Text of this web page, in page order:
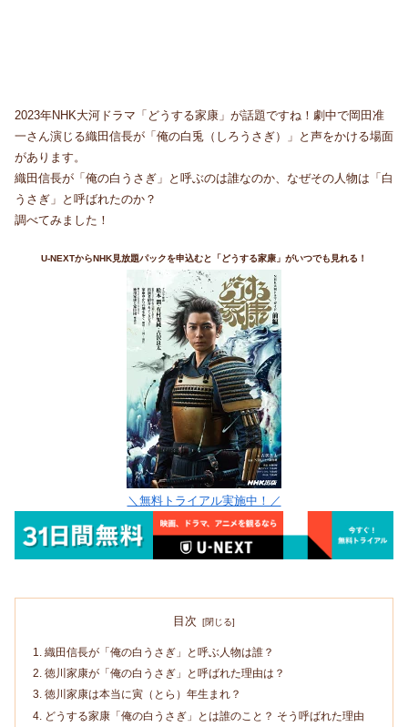
2023年NHK大河ドラマ「どうする家康」が話題ですね！劇中で岡田准
一さん演じる織田信長が「俺の白兎（しろうさぎ）」と声をかける場面
があります。
織田信長が「俺の白うさぎ」と呼ぶのは誰なのか、なぜその人物は「白
うさぎ」と呼ばれたのか？
調べてみました！
U-NEXTからNHK見放題パックを申込むと「どうする家康」がいつでも見れる！
＼無料トライアル実施中！／
目次
織田信長が「俺の白うさぎ」と呼ぶ人物は誰？
徳川家康が「俺の白うさぎ」と呼ばれた理由は？
徳川家康は本当に寅（とら）年生まれ？
どうする家康「俺の白うさぎ」とは誰のこと？ そう呼ばれた理由